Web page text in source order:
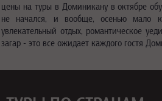
цены на туры в Доминикану в октябре
не начался, и вообще, осенью мало
увлекательный отдых, романтическое
загар - это все ожидает каждого гостя